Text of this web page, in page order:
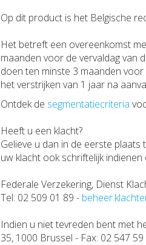
Op dit product is het Belgische
Het betreft een overeenkomst
maanden voor de vervaldag van
doen ten minste 3 maanden
het verstrijken van 1 jaar na
Ontdek de segmentatiecriteria
Heeft u een klacht?
Gelieve u dan in de eerste
uw klacht ook schriftelijk indienen
Federale Verzekering, Dienst
Tel: 02 509 01 89 -
Indien u niet tevreden bent met
35, 1000 Brussel - Fax: 02 547 59